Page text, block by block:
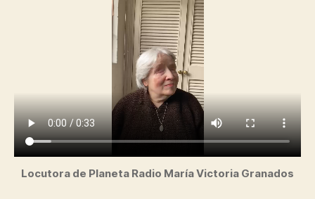
Locutora de Planeta Radio María Victoria Granados